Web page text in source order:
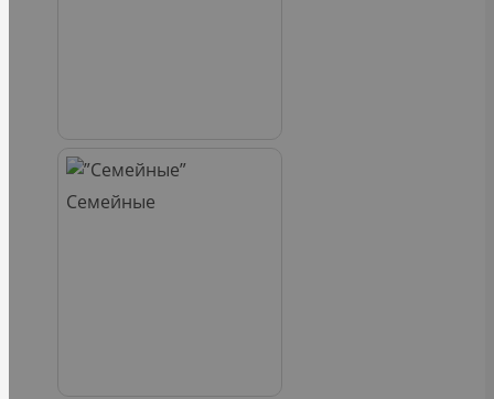
Семейные